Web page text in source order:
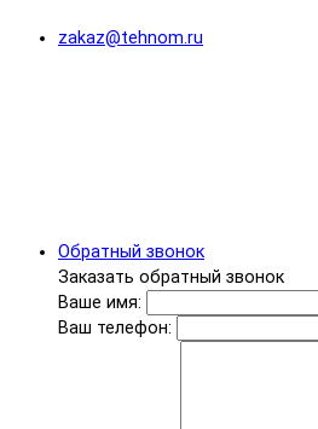
zakaz@tehnom.ru
Обратный звонок
Заказать обратный звонок
Ваше имя:
Ваш телефон: